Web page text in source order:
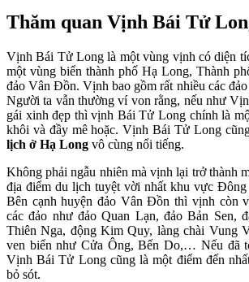
Thăm quan Vịnh Bái Tử
Vịnh Bái Tử Long là một vùng vịnh có diện
một vùng biển thành phố Hạ Long, Thành
đảo Vân Đồn. Vịnh bao gồm rất nhiều các
Người ta vẫn thường ví von rằng, nếu như
gái xinh đẹp thì vịnh Bái Tử Long chính là
khôi và đầy mê hoặc. Vịnh Bái Tử Long
lịch ở Hạ Long vô cùng nổi tiếng.
Không phải ngẫu nhiên mà vịnh lại trở thành
địa điểm du lịch tuyệt vời nhất khu vực
Bên cạnh huyện đảo Vân Đồn thì vịnh còn
các đảo như đảo Quan Lạn, đảo Bản Sen,
Thiên Nga, động Kim Quy, làng chài Vung
ven biển như Cửa Ông, Bến Do,… Nếu đã
Vịnh Bái Tử Long cũng là một điểm đến
bỏ sót.